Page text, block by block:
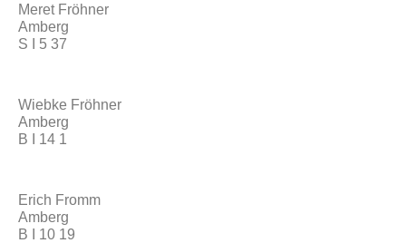
Meret Fröhner
Amberg
S I 5 37
Wiebke Fröhner
Amberg
B I 14 1
Erich Fromm
Amberg
B I 10 19